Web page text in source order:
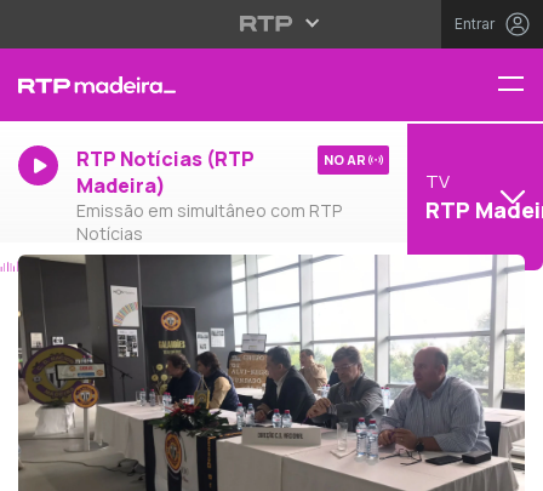
Entrar
RTP Notícias (RTP
Madeira)
Emissão em simultâneo com RTP
Notícias
NO AR
TV
RTP